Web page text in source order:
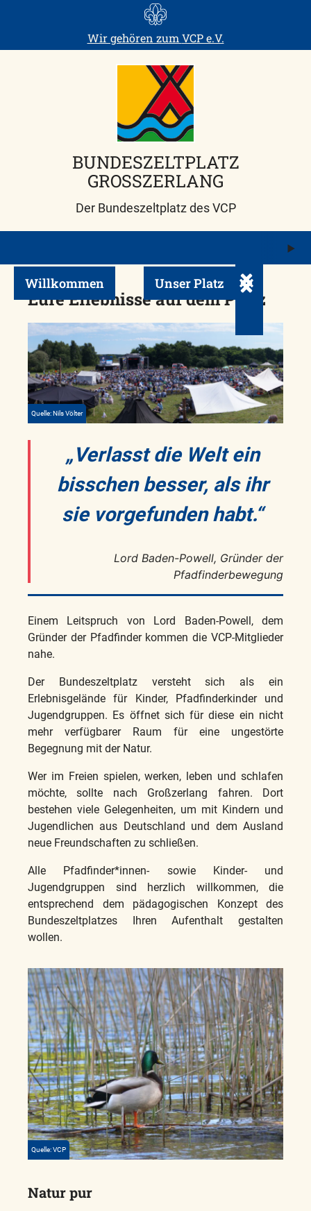
Wir gehören zum VCP e.V.
BUNDESZELTPLATZ
GROSSZERLANG
Der Bundeszeltplatz des VCP
Willkommen Unser Platz Untermenü
Eure Erlebnisse auf dem Platz
Quelle: Nils Völter
„Verlasst die Welt ein
bisschen besser, als ihr
sie vorgefunden habt.“
Lord Baden-Powell, Gründer der
Pfadfinderbewegung
Einem Leitspruch von Lord Baden-Powell, dem
Gründer der Pfadfinder kommen die VCP-Mitglieder
nahe.
Der Bundeszeltplatz versteht sich als ein
Erlebnisgelände für Kinder, Pfadfinderkinder und
Jugendgruppen. Es öffnet sich für diese ein nicht
mehr verfügbarer Raum für eine ungestörte
Begegnung mit der Natur.
Wer im Freien spielen, werken, leben und schlafen
möchte, sollte nach Großzerlang fahren. Dort
bestehen viele Gelegenheiten, um mit Kindern und
Jugendlichen aus Deutschland und dem Ausland
neue Freundschaften zu schließen.
Alle Pfadfinder*innen- sowie Kinder- und
Jugendgruppen sind herzlich willkommen, die
entsprechend dem pädagogischen Konzept des
Bundeszeltplatzes Ihren Aufenthalt gestalten
wollen.
Quelle: VCP
Natur pur